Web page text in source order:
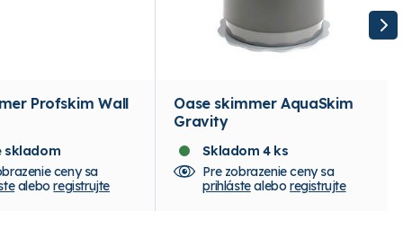
Profskim Wall
skladom
ceny sa
aleboregistrujte
Oase skimmer AquaSkim
Gravity
Skladom 4 ks
Pre zobrazenie ceny sa
prihlástealebo registrujte